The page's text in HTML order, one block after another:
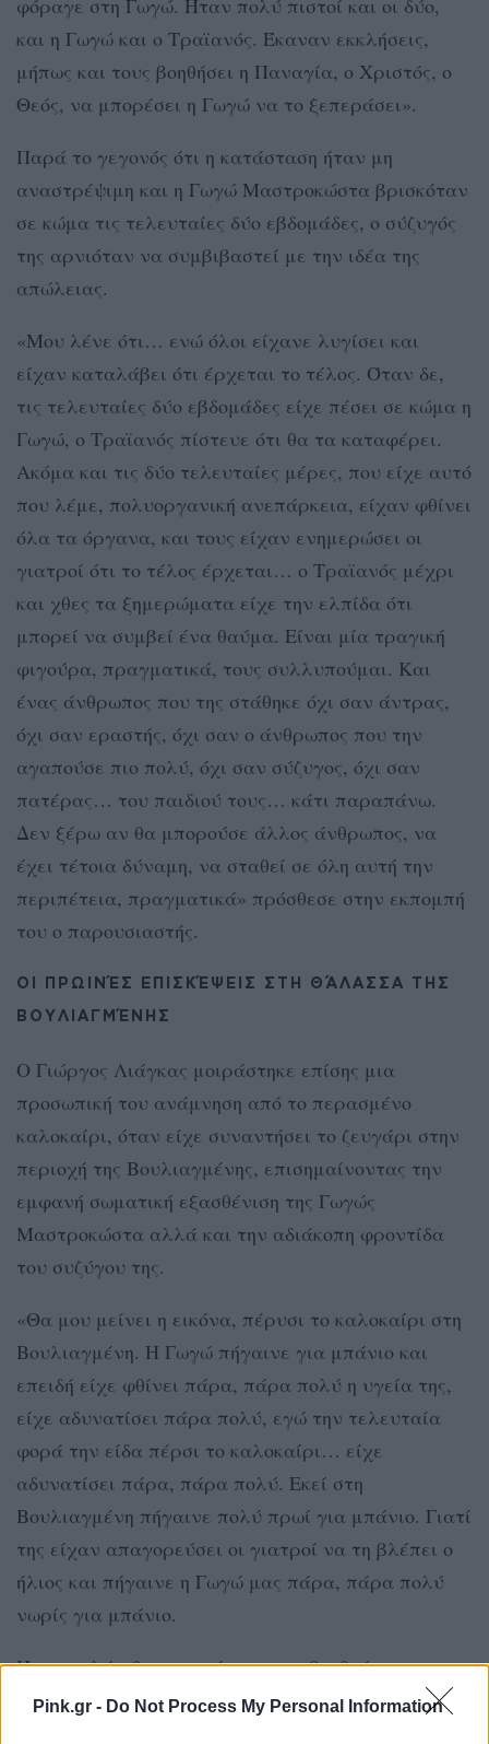
Pink.gr - Do Not Process My Personal Information
φόραγε στη Γωγώ. Ήταν πολύ πιστοί και οι δύο,
και η Γωγώ και ο Τραϊανός. Έκαναν εκκλήσεις,
μήπως και τους βοηθήσει η Παναγία, ο Χριστός, ο
Θεός, να μπορέσει η Γωγώ να το ξεπεράσει».
Παρά το γεγονός ότι η κατάσταση ήταν μη
αναστρέψιμη και η Γωγώ Μαστροκώστα βρισκόταν
σε κώμα τις τελευταίες δύο εβδομάδες, ο σύζυγός
της αρνιόταν να συμβιβαστεί με την ιδέα της
απώλειας.
«Μου λένε ότι… ενώ όλοι είχανε λυγίσει και
είχαν καταλάβει ότι έρχεται το τέλος. Όταν δε,
τις τελευταίες δύο εβδομάδες είχε πέσει σε κώμα η
Γωγώ, ο Τραϊανός πίστευε ότι θα τα καταφέρει.
Ακόμα και τις δύο τελευταίες μέρες, που είχε αυτό
που λέμε, πολυοργανική ανεπάρκεια, είχαν φθίνει
όλα τα όργανα, και τους είχαν ενημερώσει οι
γιατροί ότι το τέλος έρχεται… ο Τραϊανός μέχρι
και χθες τα ξημερώματα είχε την ελπίδα ότι
μπορεί να συμβεί ένα θαύμα. Είναι μία τραγική
φιγούρα, πραγματικά, τους συλλυπούμαι. Και
ένας άνθρωπος που της στάθηκε όχι σαν άντρας,
όχι σαν εραστής, όχι σαν ο άνθρωπος που την
αγαπούσε πιο πολύ, όχι σαν σύζυγος, όχι σαν
πατέρας… του παιδιού τους… κάτι παραπάνω.
Δεν ξέρω αν θα μπορούσε άλλος άνθρωπος, να
έχει τέτοια δύναμη, να σταθεί σε όλη αυτή την
περιπέτεια, πραγματικά» πρόσθεσε στην εκπομπή
του ο παρουσιαστής.
ΟΙ ΠΡΩΙΝΈΣ ΕΠΙΣΚΈΨΕΙΣ ΣΤΗ ΘΆΛΑΣΣΑ ΤΗΣ
ΒΟΥΛΙΑΓΜΈΝΗΣ
Ο Γιώργος Λιάγκας μοιράστηκε επίσης μια
προσωπική του ανάμνηση από το περασμένο
καλοκαίρι, όταν είχε συναντήσει το ζευγάρι στην
περιοχή της Βουλιαγμένης, επισημαίνοντας την
εμφανή σωματική εξασθένιση της Γωγώς
Μαστροκώστα αλλά και την αδιάκοπη φροντίδα
του συζύγου της.
«Θα μου μείνει η εικόνα, πέρυσι το καλοκαίρι στη
Βουλιαγμένη. Η Γωγώ πήγαινε για μπάνιο και
επειδή είχε φθίνει πάρα, πάρα πολύ η υγεία της,
είχε αδυνατίσει πάρα πολύ, εγώ την τελευταία
φορά την είδα πέρσι το καλοκαίρι… είχε
αδυνατίσει πάρα, πάρα πολύ. Εκεί στη
Βουλιαγμένη πήγαινε πολύ πρωί για μπάνιο. Γιατί
της είχαν απαγορεύσει οι γιατροί να τη βλέπει ο
ήλιος και πήγαινε η Γωγώ μας πάρα, πάρα πολύ
νωρίς για μπάνιο.
Ήταν πολύ αδυνατισμένη και τη βοηθούσε ο
Τραϊανός, να μπει, να βγει στη θάλασσα. Την